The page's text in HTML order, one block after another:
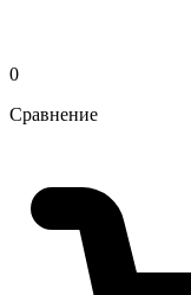
0
Сравнение